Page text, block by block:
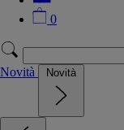
0
Novità Novità